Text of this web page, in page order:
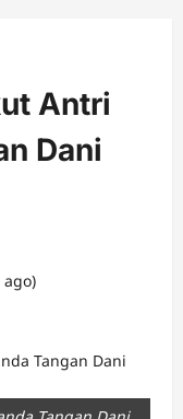
Antri
Dani